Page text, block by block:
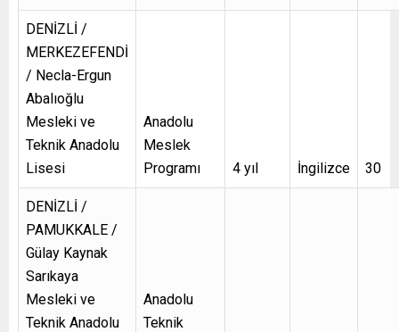
DENİZLİ /
MERKEZEFENDİ
/ Necla-Ergun
Abalıoğlu
Mesleki ve
Teknik Anadolu
Lisesi
Anadolu
Meslek
Programı
4 yıl İngilizce 30
DENİZLİ /
PAMUKKALE /
Gülay Kaynak
Sarıkaya
Mesleki ve
Teknik Anadolu
Anadolu
Teknik